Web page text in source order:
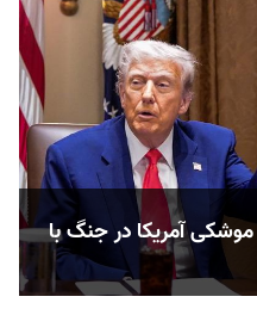
آمریکا در جنگ با